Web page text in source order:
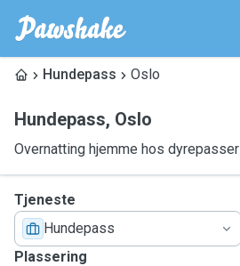
Hundepass Oslo
Hundepass, Oslo
Overnatting hjemme hos dyrepasser
Tjeneste
Hundepass
Plassering